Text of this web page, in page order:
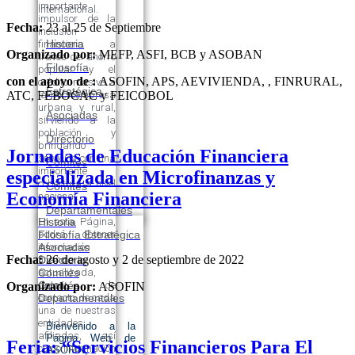
internacional.
Historia
Filosofía
Estratégica
Asociadas
Directorio
Comités
Comités
Departamentales
Historia
Filosofía Estratégica
Asociadas
Directorio
Comités
Comités
Departamentales
Bienvenido a la
Página Web de
ASOFIN,
importante
impulsor de la
inclusión
financiera a
través del ahorro
popular y el
crédito masivo a
la microempresa
urbana y rural,
sirviendo a la
población y
brindando
servicios con una
importante
cobertura a nivel
nacional.
En esta Página,
podrá obtener
información
financiera
actualizada,
datos de
contacto de cada
una de nuestras
entidades
afiliadas, así
como información
Fecha:23 al 25 de Septiembre
Organizado por:MEFP, ASFI, BCB y ASOBAN
con el apoyo de :ASOFIN, APS, AEVIVIENDA, , FINRURAL,
ATC, FEBOCAC y FEICOBOL
Jornadas de Educación Financiera
especializada en Microfinanzas y
Economía Financiera
Fecha:26 de agosto y 2 de septiembre de 2022
Organizado por: ASOFIN
Feria: “Servicios Financieros Para El